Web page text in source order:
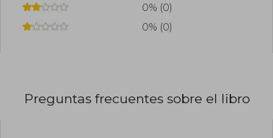
0% (0)
0% (0)
Preguntas frecuentes sobre el libro